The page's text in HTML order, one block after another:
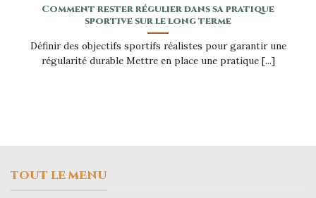
Comment rester régulier dans sa pratique
sportive sur le long terme
Définir des objectifs sportifs réalistes pour garantir une
régularité durable Mettre en place une pratique [...]
TOUT LE MENU